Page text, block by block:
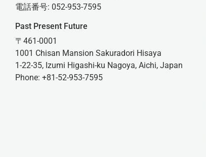
電話番号: 052-953-7595
Past Present Future
〒461-0001
1001 Chisan Mansion Sakuradori Hisaya
1-22-35, Izumi Higashi-ku Nagoya, Aichi, Japan
Phone: +81-52-953-7595